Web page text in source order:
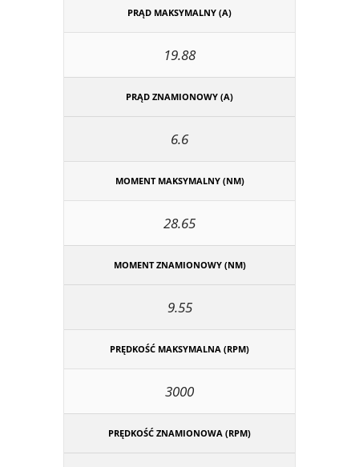
PRĄD MAKSYMALNY (A)
19.88
PRĄD ZNAMIONOWY (A)
6.6
MOMENT MAKSYMALNY (NM)
28.65
MOMENT ZNAMIONOWY (NM)
9.55
PRĘDKOŚĆ MAKSYMALNA (RPM)
3000
PRĘDKOŚĆ ZNAMIONOWA (RPM)